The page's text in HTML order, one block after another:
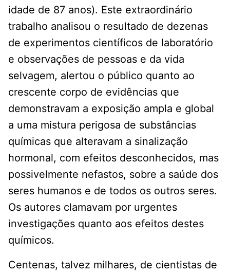
idade de 87 anos). Este extraordinário
trabalho analisou o resultado de dezenas
de experimentos científicos de laboratório
e observações de pessoas e da vida
selvagem, alertou o público quanto ao
crescente corpo de evidências que
demonstravam a exposição ampla e global
a uma mistura perigosa de substâncias
químicas que alteravam a sinalização
hormonal, com efeitos desconhecidos, mas
possivelmente nefastos, sobre a saúde dos
seres humanos e de todos os outros seres.
Os autores clamavam por urgentes
investigações quanto aos efeitos destes
químicos.
Centenas, talvez milhares, de cientistas de